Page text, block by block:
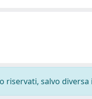
salvo diversa